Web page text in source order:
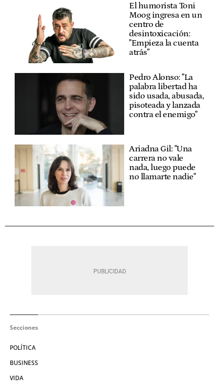
El humorista Toni
Moog ingresa en un
centro de
desintoxicación:
"Empieza la cuenta
atrás"
Pedro Alonso: "La
palabra libertad ha
sido usada, abusada,
pisoteada y lanzada
contra el enemigo"
Ariadna Gil: "Una
carrera no vale
nada, luego puede
no llamarte nadie"
Secciones
POLÍTICA
BUSINESS
VIDA